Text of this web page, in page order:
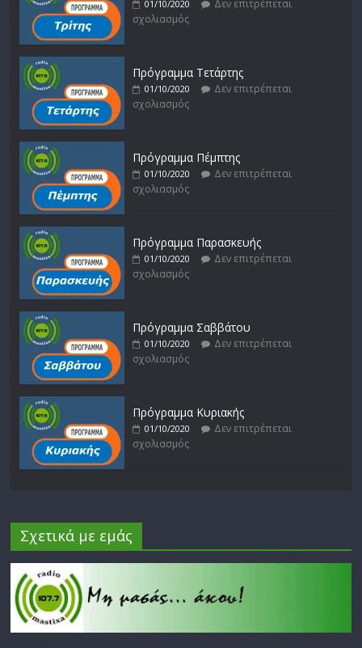
01/10/2020
Δεν επιτρέπεται
σχολιασμός
Πρόγραμμα Τετάρτης
01/10/2020
Δεν επιτρέπεται
σχολιασμός
Πρόγραμμα Πέμπτης
01/10/2020
Δεν επιτρέπεται
σχολιασμός
Πρόγραμμα Παρασκευής
01/10/2020
Δεν επιτρέπεται
σχολιασμός
Πρόγραμμα Σαββάτου
01/10/2020
Δεν επιτρέπεται
σχολιασμός
Πρόγραμμα Κυριακής
01/10/2020
Δεν επιτρέπεται
σχολιασμός
Σχετικά με εμάς